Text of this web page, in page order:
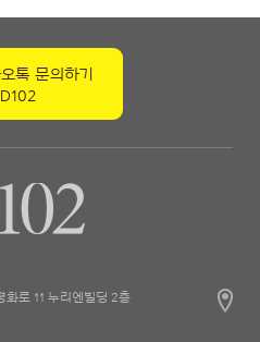
톡 문의하기
화로 11 누리엔빌딩 2층